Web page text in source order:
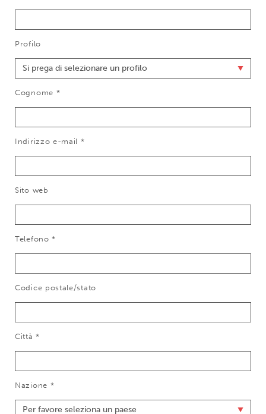
Profilo
Cognome *
Indirizzo e-mail *
Sito web
Telefono *
Codice postale/stato
Città *
Nazione *